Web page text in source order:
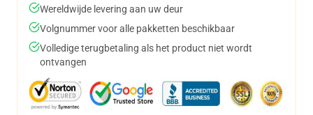
Wereldwijde levering aan uw deur
Volgnummer voor alle pakketten beschikbaar
Volledige terugbetaling als het product niet wordt
ontvangen